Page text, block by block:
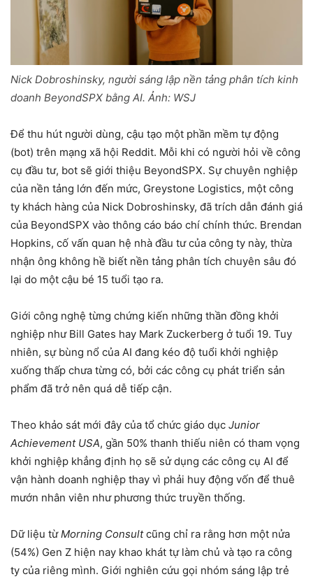
Nick Dobroshinsky, người sáng lập nền tảng phân tích kinh
doanh BeyondSPX bằng AI. Ảnh: WSJ
Để thu hút người dùng, cậu tạo một phần mềm tự động
(bot) trên mạng xã hội Reddit. Mỗi khi có người hỏi về công
cụ đầu tư, bot sẽ giới thiệu BeyondSPX. Sự chuyên nghiệp
của nền tảng lớn đến mức, Greystone Logistics, một công
ty khách hàng của Nick Dobroshinsky, đã trích dẫn đánh giá
của BeyondSPX vào thông cáo báo chí chính thức. Brendan
Hopkins, cố vấn quan hệ nhà đầu tư của công ty này, thừa
nhận ông không hề biết nền tảng phân tích chuyên sâu đó
lại do một cậu bé 15 tuổi tạo ra.
Giới công nghệ từng chứng kiến những thần đồng khởi
nghiệp như Bill Gates hay Mark Zuckerberg ở tuổi 19. Tuy
nhiên, sự bùng nổ của AI đang kéo độ tuổi khởi nghiệp
xuống thấp chưa từng có, bởi các công cụ phát triển sản
phẩm đã trở nên quá dễ tiếp cận.
Theo khảo sát mới đây của tổ chức giáo dục Junior
Achievement USA, gần 50% thanh thiếu niên có tham vọng
khởi nghiệp khẳng định họ sẽ sử dụng các công cụ AI để
vận hành doanh nghiệp thay vì phải huy động vốn để thuê
mướn nhân viên như phương thức truyền thống.
Dữ liệu từMorning Consultcũng chỉ ra rằng hơn một nửa
(54%) Gen Z hiện nay khao khát tự làm chủ và tạo ra công
ty của riêng mình. Giới nghiên cứu gọi nhóm sáng lập trẻ